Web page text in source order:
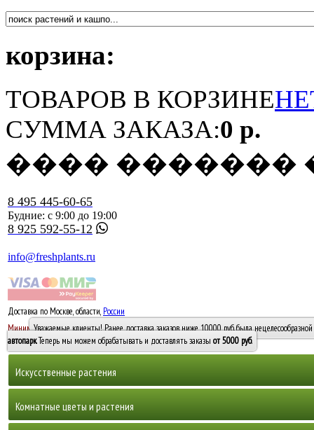
корзина:
ТОВАРОВ В КОРЗИНЕ
СУММА ЗАКАЗА:0 р.
���� �������
8 495 445-60-65
Будние: с 9:00 до 19:00
8 925 592-55-12
info@freshplants.ru
Доставка по Москве, области, России
Минимальный заказ -10 0005000 руб.
Уважаемые клиенты! Ранее доставка заказов ниже 10000 руб. была
автопарк. Теперь мы можем обрабатывать и доставлять заказы от 5000 руб.
Искусственные растения
Горшечные растения, кусты и мох
Комнатные цветы и растения